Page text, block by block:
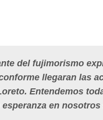
del fujimorismo
llegaran las
Entendemos
en